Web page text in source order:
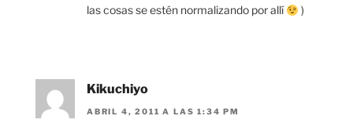
las cosas se estén normalizando por allí
)
Kikuchiyo
ABRIL 4, 2011 A LAS 1:34 PM